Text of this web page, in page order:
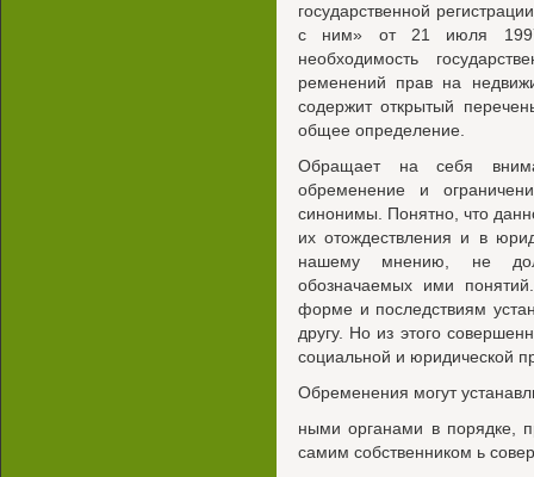
государственной
с ним» от 21 июля 1997
необходимость
ременений прав на
содержит открытый
общее определение.
Обращает на себя
обременение и
синонимы. Понятно, что
их отождествления и в
нашему мнению, не
обозначаемых ими
форме и последствиям
другу. Но из этого
социальной и юридической
Обременения могут
ными органами в порядке,
самим собственником ь